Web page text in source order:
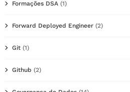
Formações DSA (1)
Forward Deployed Engineer (2)
Git (1)
Github (2)